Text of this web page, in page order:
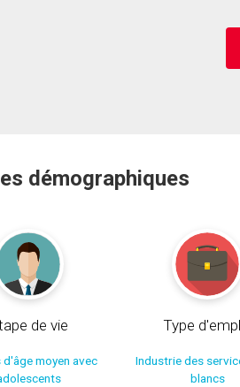
démographiques
de vie
moyen avec
Type
Industrie des
blancs